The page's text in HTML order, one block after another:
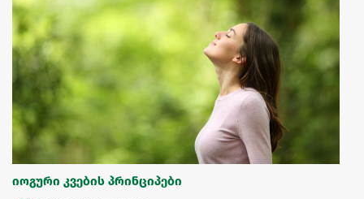
იოგური კვების პრინციპები